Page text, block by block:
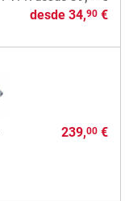
desde 34,90€
239,00€